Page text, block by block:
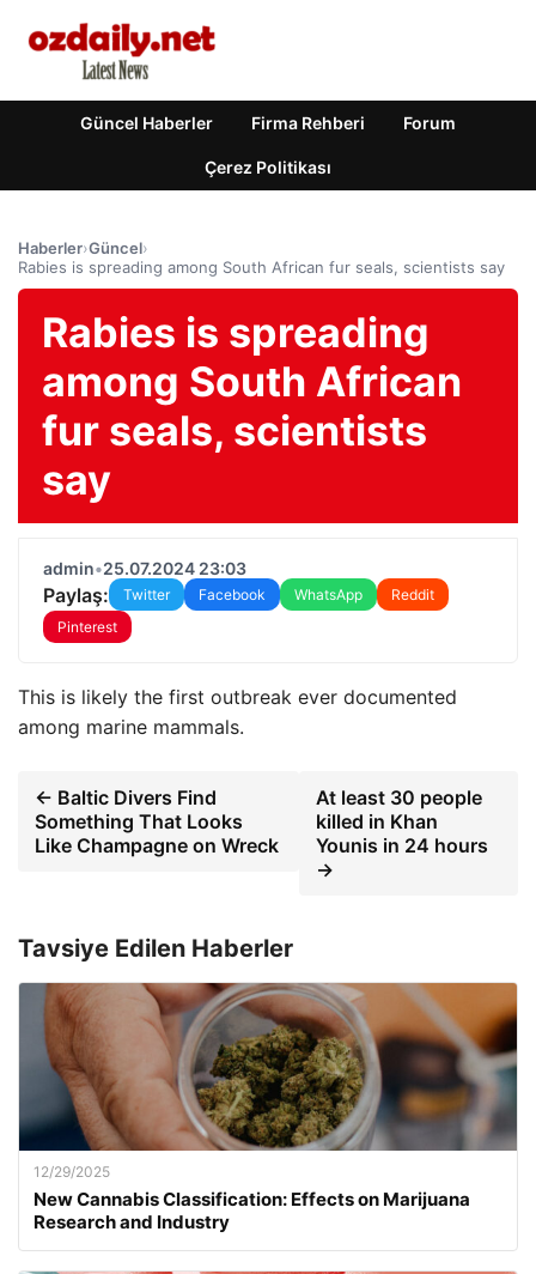
Güncel Haberler Firma Rehberi Forum
Çerez Politikası
Haberler›Güncel›
Rabies is spreading among South African fur seals, scientists say
Rabies is spreading
among South African
fur seals, scientists
say
admin•25.07.2024 23:03
Paylaş: Twitter Facebook WhatsApp
Reddit
Pinterest
This is likely the first outbreak ever documented
among marine mammals.
← Baltic Divers Find
Something That Looks
Like Champagne on Wreck
At least 30 people
killed in Khan
Younis in 24 hours
→
Tavsiye Edilen Haberler
12/29/2025
New Cannabis Classification: Effects on Marijuana
Research and Industry